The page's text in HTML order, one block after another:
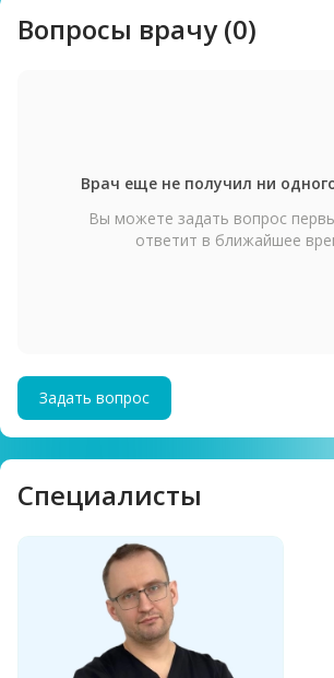
Вопросы врачу (0)
Врач еще не получил ни
Вы можете задать вопрос
ответит в ближайшее
Задать вопрос
Cпециалисты